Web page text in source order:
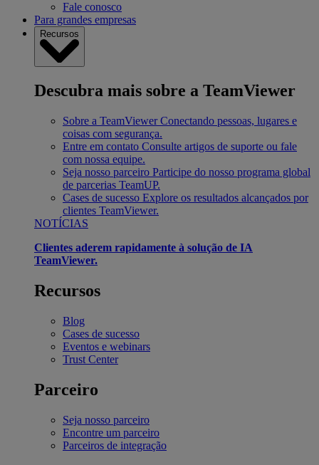
Fale conosco
Para grandes empresas
Recursos
Descubra mais sobre a TeamViewer
Sobre a TeamViewer Conectando pessoas, lugares e
coisas com segurança.
Entre em contato Consulte artigos de suporte ou fale
com nossa equipe.
Seja nosso parceiro Participe do nosso programa global
de parcerias TeamUP.
Cases de sucesso Explore os resultados alcançados por
clientes TeamViewer.
NOTÍCIAS
Clientes aderem rapidamente à solução de IA
TeamViewer.
Recursos
Blog
Cases de sucesso
Eventos e webinars
Trust Center
Parceiro
Seja nosso parceiro
Encontre um parceiro
Parceiros de integração